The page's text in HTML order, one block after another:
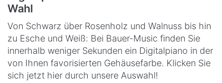
Wahl
Von Schwarz über Rosenholz und Walnuss bis hin
zu Esche und Weiß: Bei Bauer-Music finden Sie
innerhalb weniger Sekunden ein Digitalpiano in der
von Ihnen favorisierten Gehäusefarbe. Klicken Sie
sich jetzt hier durch unsere Auswahl!